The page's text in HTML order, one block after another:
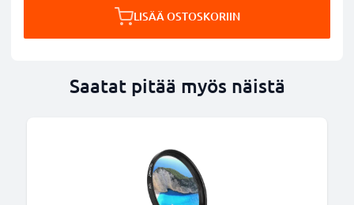
LISÄÄ OSTOSKORIIN
Saatat pitää myös näistä